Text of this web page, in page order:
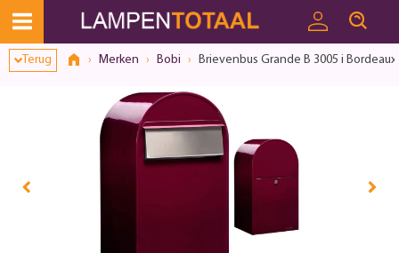
Terug Merken Bobi Brievenbus Grande B 3005 i